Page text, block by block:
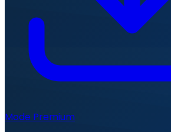
Mode Premium